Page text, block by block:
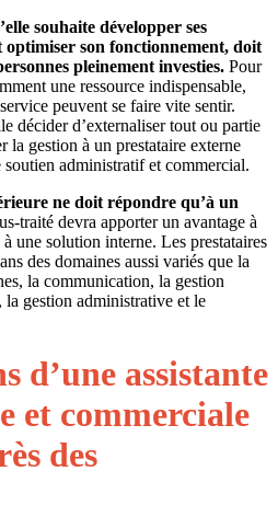
souhaite développer ses
optimiser son fonctionnement, doit
pleinement investies. Pour
une ressource indispensable,
peuvent se faire vite sentir.
décider d’externaliser tout ou partie
la gestion à un prestataire externe
soutien administratif et commercial.
ne doit répondre qu’à un
traité devra apporter un avantage à
une solution interne. Les prestataires
des domaines aussi variés que la
la communication, la gestion
gestion administrative et le
d’une assistante
et commerciale
des